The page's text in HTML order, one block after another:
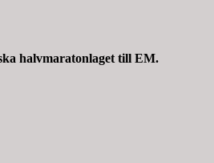
halvmaratonlaget till EM.